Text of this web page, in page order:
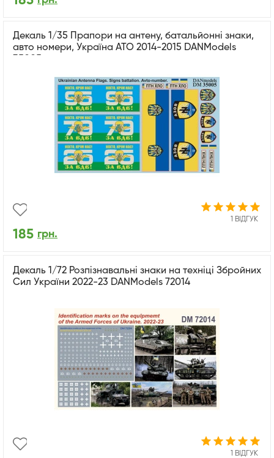
Декаль 1/35 Прапори на антену, батальйонні знаки,
авто номери, Україна АТО 2014-2015 DANModels
1 ВІДГУК
185 грн.
Декаль 1/72 Розпізнавальні знаки на техніці Збройних
Сил України 2022-23 DANModels 72014
1 ВІДГУК